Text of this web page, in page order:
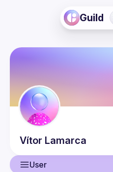
Guild
Vítor Lamarca
User